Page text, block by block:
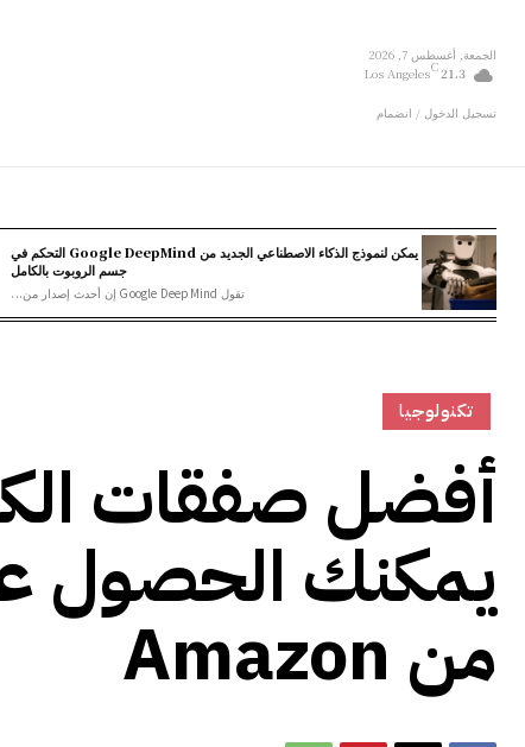
الجمعة, أغسطس 7, 2026
21.3
C
Los Angeles
تسجيل الدخول / انضمام
يمكن لنموذج الذكاء الاصطناعي الجديد من Google DeepMind التحكم في
جسم الروبوت بالكامل
تقول Google DeepMind إن أحدث إصدار من...
تكنولوجيا
أفضل صفقات
يمكنك الحصول
من Amazon